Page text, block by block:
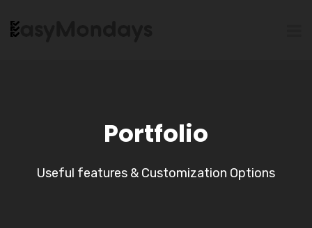
Portfolio
Useful features & Customization Options